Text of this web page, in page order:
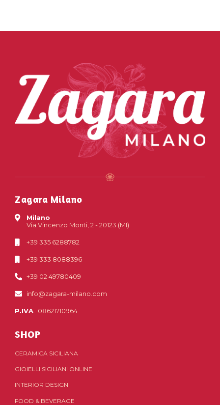
Zagara Milano
Milano
Via Vincenzo Monti, 2 - 20123 (MI)
+39 335 6288782
+39 333 8088396
+39 02 49780409
info@zagara-milano.com
P.IVA 08621710964
SHOP
CERAMICA SICILIANA
GIOIELLI SICILIANI ONLINE
INTERIOR DESIGN
FOOD & BEVERAGE